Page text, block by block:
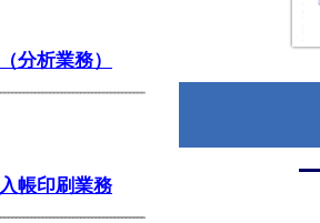
分析業務）
帳印刷業務